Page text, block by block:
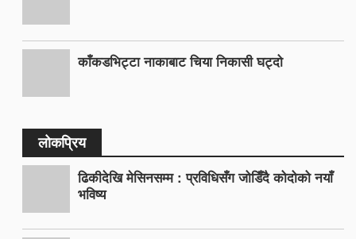
काँकडभिट्टा नाकाबाट चिया निकासी घट्दो
लोकप्रिय
ढिकीदेखि मेसिनसम्म : प्रविधिसँग जोडिँदै कोदोको नयाँ
भविष्य